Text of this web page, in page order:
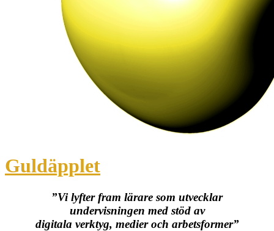
Guldäpplet
”Vi lyfter fram lärare som utvecklar
undervisningen med stöd av
digitala verktyg, medier och arbetsformer”